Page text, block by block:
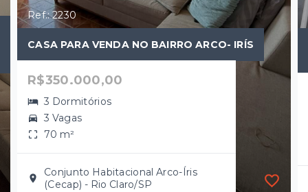
Ref.: 2230
CASA PARA VENDA NO BAIRRO ARCO- IRÍS
R$350.000,00
3 Dormitórios
3 Vagas
70 m²
Conjunto Habitacional Arco-Íris
(Cecap) - Rio Claro/SP